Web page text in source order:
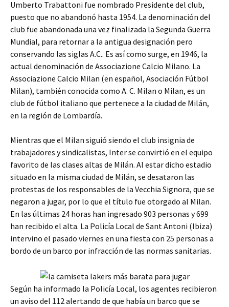
Umberto Trabattoni fue nombrado Presidente del club,
puesto que no abandonó hasta 1954. La denominación del
club fue abandonada una vez finalizada la Segunda Guerra
Mundial, para retornar a la antigua designación pero
conservando las siglas A.C.. Es así como surge, en 1946, la
actual denominación de Associazione Calcio Milano. La
Associazione Calcio Milan (en español, Asociación Fútbol
Milan), también conocida como A. C. Milan o Milan, es un
club de fútbol italiano que pertenece a la ciudad de Milán,
en la región de Lombardía.
Mientras que el Milan siguió siendo el club insignia de
trabajadores y sindicalistas, Inter se convirtió en el equipo
favorito de las clases altas de Milán. Al estar dicho estadio
situado en la misma ciudad de Milán, se desataron las
protestas de los responsables de la Vecchia Signora, que se
negaron a jugar, por lo que el título fue otorgado al Milan.
En las últimas 24 horas han ingresado 903 personas y 699
han recibido el alta. La Policía Local de Sant Antoni (Ibiza)
intervino el pasado viernes en una fiesta con 25 personas a
bordo de un barco por infracción de las normas sanitarias.
Según ha informado la Policía Local, los agentes recibieron
un aviso del 112 alertando de que había un barco que se